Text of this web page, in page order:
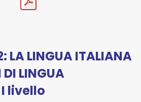
LA LINGUA ITALIANA
DI LINGUA
I livello